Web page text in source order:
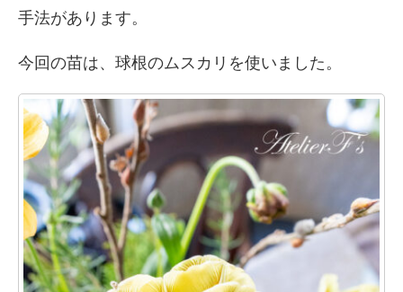
手法があります。
今回の苗は、球根のムスカリを使いました。